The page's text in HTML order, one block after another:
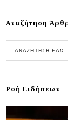
Αναζήτηση
Ροή Ειδήσεων